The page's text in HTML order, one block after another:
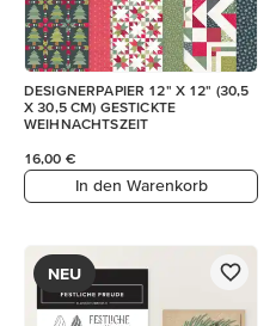
DESIGNERPAPIER 12" X 12" (30,5
X 30,5 CM) GESTICKTE
WEIHNACHTSZEIT
16,00 €
In den Warenkorb
NEU